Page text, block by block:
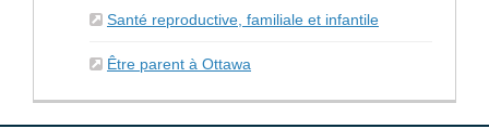
Santé reproductive, familiale et infantile(Liens externes)
Être parent à Ottawa